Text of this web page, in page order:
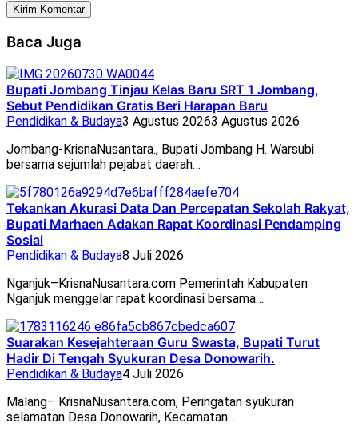
Baca Juga
Bupati Jombang Tinjau Kelas Baru SRT 1 Jombang,
Sebut Pendidikan Gratis Beri Harapan Baru
Pendidikan & Budaya3 Agustus 20263 Agustus 2026
Jombang-KrisnaNusantara., Bupati Jombang H. Warsubi
bersama sejumlah pejabat daerah…
Tekankan Akurasi Data Dan Percepatan Sekolah Rakyat,
Bupati Marhaen Adakan Rapat Koordinasi Pendamping
Sosial
Pendidikan & Budaya8 Juli 2026
Nganjuk–KrisnaNusantara.com Pemerintah Kabupaten
Nganjuk menggelar rapat koordinasi bersama…
Suarakan Kesejahteraan Guru Swasta, Bupati Turut
Hadir Di Tengah Syukuran Desa Donowarih.
Pendidikan & Budaya4 Juli 2026
Malang– KrisnaNusantara.com, Peringatan syukuran
selamatan Desa Donowarih, Kecamatan…